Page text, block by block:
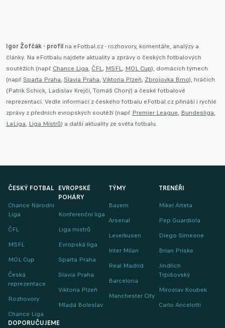
Igor Žofčák - profil na eFotbal.cz - rozhovory, komentáře, analýzy a
články. Na eFotbalu najdete aktuality a zprávy o českých fotbalových
soutěžích (např. Chance Liga, ČFL, MSFL, MOL Cup), domácích týmech
(např. Sparta Praha, Slavia Praha, Viktoria Plzeň, Zbrojovka Brno), hráčích
(Patrik Schick, Ladislav Krejčí, Tomáš Chorý) a české fotbalové
reprezentaci. Vedle informací z českého fotbalu eFotbal.cz přináší i rychlé
zprávy z předních evropských soutěží (např. Premier League, Bundesliga,
LaLiga, Liga Mistrů) a další aktuality ze světa fotbalu.
ČESKÝ FOTBAL
Chance Národní
Liga
ČFL
MSFL
MOL Cup
Česká
reprezentace
Rozhovory
Chance Liga
EVROPSKÉ
POHÁRY
Konferenční liga
Liga mistrů
Evropská liga
Sparta Praha
Slavia Praha
Viktoria Plzeň
Mladá Boleslav
TÝMY
Bayern
Arsenal
Leverkusen
Inter Milan
Real Madrid
Barcelona
Manchester City
TRENÉŘI
Mikel Arteta
Pep Guardiola
Diego Simeone
Brian Priske
Jindřich
Trpišovský
Miroslav Koubek
Carlo Ancelotti
DOPORUČUJEME